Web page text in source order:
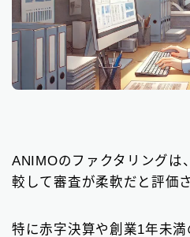
ANIMOのファクタリングは
較して審査が柔軟だと評価
特に赤字決算や創業1年未満